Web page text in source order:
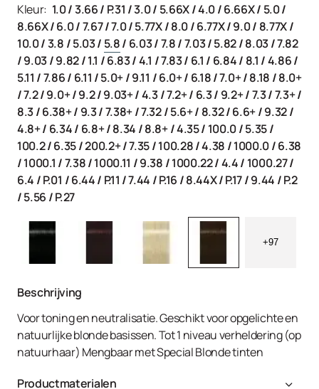
Kleur: 1.0/3.66/ P.31 /3.0/ 5.66X/4.0/6.66X/ 5.0/
8.66X/6.0/7.67/7.0/5.77X/8.0/6.77X/9.0/ 8.77X/
10.0/3.8 /5.03/ 5.8/ 6.03/7.8/7.03/5.82/8.03/7.82
/9.03/9.82/1.1 /6.83/4.1 /7.83/ 6.1 / 6.84/ 8.1 /4.86/
5.11 /7.86/ 6.11 /5.0+/9.11 /6.0+/ 6.18/7.0+/8.18 /8.0+
/7.2/9.0+/9.2/9.03+/4.3/7.2+/ 6.3/ 9.2+/7.3/7.3+/
8.3/6.38+/ 9.3/7.38+/7.32/5.6+/ 8.32/6.6+/9.32/
4.8+/ 6.34/ 6.8+/8.34 /8.8+/4.35/ 100.0/5.35/
100.2/6.35/200.2+/7.35/100.28/4.38 /1000.0/6.38
/1000.1 /7.38/1000.11 /9.38 /1000.22/4.4/ 1000.27/
6.4 /P.01 /6.44/ P.11 /7.44 /P.16 /8.44X/P.17/9.44 /P.2
/5.56 /P.27
+97
Beschrijving
Voor toning en neutralisatie. Geschikt voor opgelichte en
natuurlijke blonde basissen. Tot 1 niveau verheldering (op
natuurhaar) Mengbaar met Special Blonde tinten
Productmaterialen